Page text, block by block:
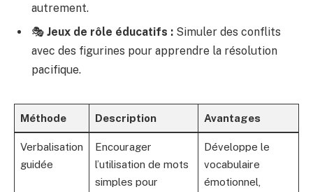
autrement.
🎭 Jeux de rôle éducatifs : Simuler des conflits
avec des figurines pour apprendre la résolution
pacifique.
Méthode Description Avantages
Verbalisation
guidée
Encourager
l’utilisation de mots
simples pour
Développe le
vocabulaire
émotionnel,